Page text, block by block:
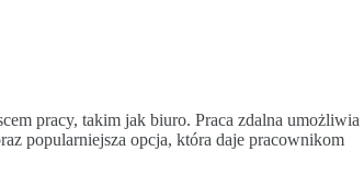
pracy, takim jak biuro. Praca zdalna umożliwia
popularniejsza opcja, która daje pracownikom